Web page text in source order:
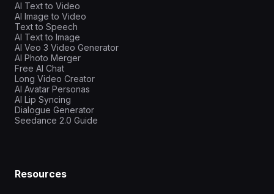
AI Text to Video
AI Image to Video
Text to Speech
AI Text to Image
AI Veo 3 Video Generator
AI Photo Merger
Free AI Chat
Long Video Creator
AI Avatar Personas
AI Lip Syncing
Dialogue Generator
Seedance 2.0 Guide
Resources